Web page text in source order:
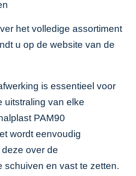
het volledige assortiment
u op de website van de
is essentieel voor
uitstraling van elke
PAM90
wordt eenvoudig
over de
schuiven en vast te zetten.